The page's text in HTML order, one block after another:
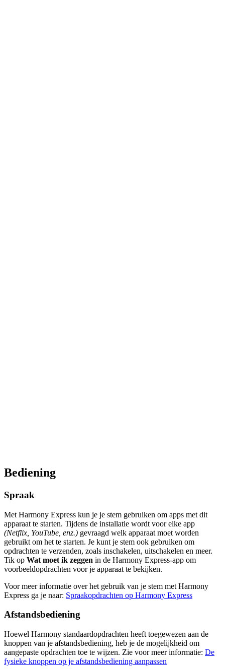
Bediening
Spraak
Met Harmony Express kun je je stem gebruiken om apps met dit
apparaat te starten. Tijdens de installatie wordt voor elke app
(Netflix, YouTube, enz.) gevraagd welk apparaat moet worden
gebruikt om het te starten. Je kunt je stem ook gebruiken om
opdrachten te verzenden, zoals inschakelen, uitschakelen en meer.
Tik op Wat moet ik zeggen in de Harmony Express-app om
voorbeeldopdrachten voor je apparaat te bekijken.
Voor meer informatie over het gebruik van je stem met Harmony
Express ga je naar: Spraakopdrachten op Harmony Express
Afstandsbediening
Hoewel Harmony standaardopdrachten heeft toegewezen aan de
knoppen van je afstandsbediening, heb je de mogelijkheid om
aangepaste opdrachten toe te wijzen. Zie voor meer informatie: De
fysieke knoppen op je afstandsbediening aanpassen